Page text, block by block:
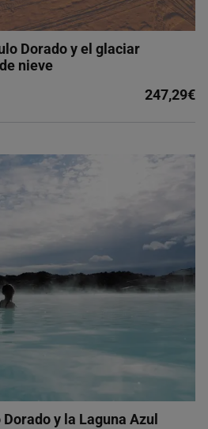
Dorado y el glaciar
nieve
247,29€
y la Laguna Azul